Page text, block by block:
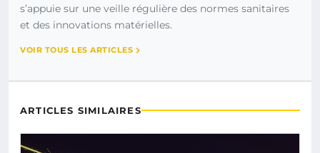
s’appuie sur une veille régulière des normes sanitaires
et des innovations matérielles.
VOIR TOUS LES ARTICLES
ARTICLES SIMILAIRES